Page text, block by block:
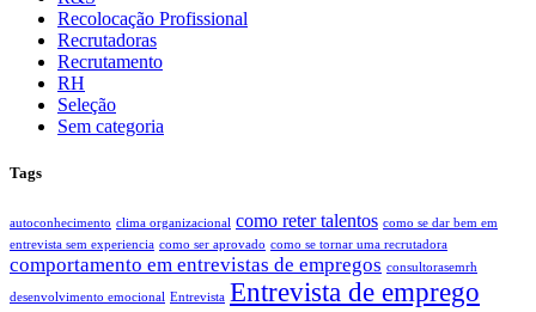
Recolocação Profissional
Recrutadoras
Recrutamento
RH
Seleção
Sem categoria
Tags
autoconhecimento clima organizacional como reter talentos como se dar bem em
entrevista sem experiencia como ser aprovado como se tornar uma recrutadora
comportamento em entrevistas de empregos consultorasemrh
desenvolvimento emocional Entrevista Entrevista de emprego